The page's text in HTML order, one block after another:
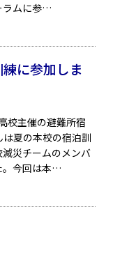
ラムに参
に参加しま
校主催の避難所宿
夏の本校の宿泊訓
災チームのメンバ
今回は本